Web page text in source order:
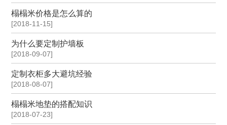
榻榻米价格是怎么算的
[2018-11-15]
为什么要定制护墙板
[2018-09-07]
定制衣柜多大避坑经验
[2018-08-07]
榻榻米地垫的搭配知识
[2018-07-23]